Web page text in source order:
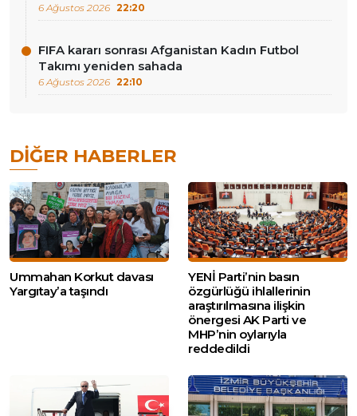
6 Ağustos 2026 22:20
FIFA kararı sonrası Afganistan Kadın Futbol
Takımı yeniden sahada
6 Ağustos 2026 22:10
DIĞER HABERLER
Ummahan Korkut davası
Yargıtay’a taşındı
YENİ Parti’nin basın
özgürlüğü ihlallerinin
araştırılmasına ilişkin
önergesi AK Parti ve
MHP’nin oylarıyla
reddedildi